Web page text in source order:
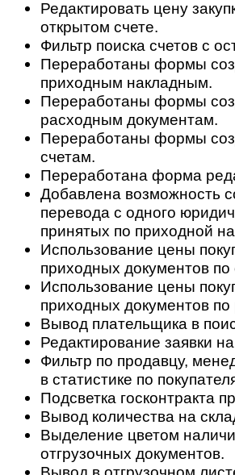
Редактировать цену
открытом счете.
Фильтр поиска счетов с
Переработаны формы
приходным накладным.
Переработаны формы
расходным документам.
Переработаны формы
счетам.
Переработана форма
Добавлена возможность
перевода с одного
принятых по приходной
Использование цены
приходных документов по
Использование цены
приходных документов
Вывод плательщика в
Редактирование заявки
Фильтр по продавцу,
в статистике по
Подсветка госконтракта
Вывод количества на
Выделение цветом
отгрузочных документов.